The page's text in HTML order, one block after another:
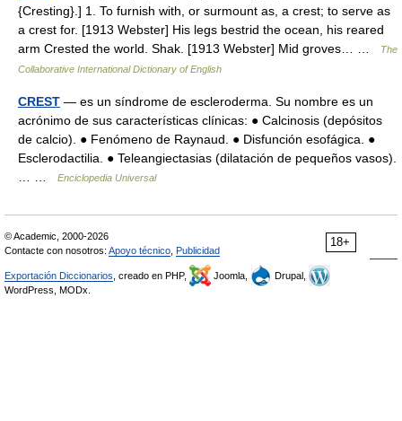
{Cresting}.] 1. To furnish with, or surmount as, a crest; to serve as
a crest for. [1913 Webster] His legs bestrid the ocean, his reared
arm Crested the world. Shak. [1913 Webster] Mid groves… …
The
Collaborative International Dictionary of English
CREST — es un síndrome de escleroderma. Su nombre es un
acrónimo de sus características clínicas: ● Calcinosis (depósitos
de calcio). ● Fenómeno de Raynaud. ● Disfunción esofágica. ●
Esclerodactilia. ● Teleangiectasias (dilatación de pequeños vasos).
Enciclopedia Universal
18+
© Academic, 2000-2026
Contacte con nosotros: Apoyo técnico Publicidad
Exportación Diccionarios , creado en PHP, Joomla,
Drupal,
WordPress, MODx.